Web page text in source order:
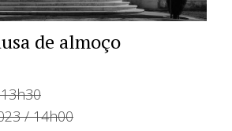
de almoço
/ 14h00